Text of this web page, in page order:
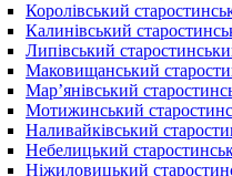
Королівський
Калинівський
Липівський
Маковищанський
Мар’янівський
Мотижинський
Наливайківський
Небелицький
Ніжиловицький